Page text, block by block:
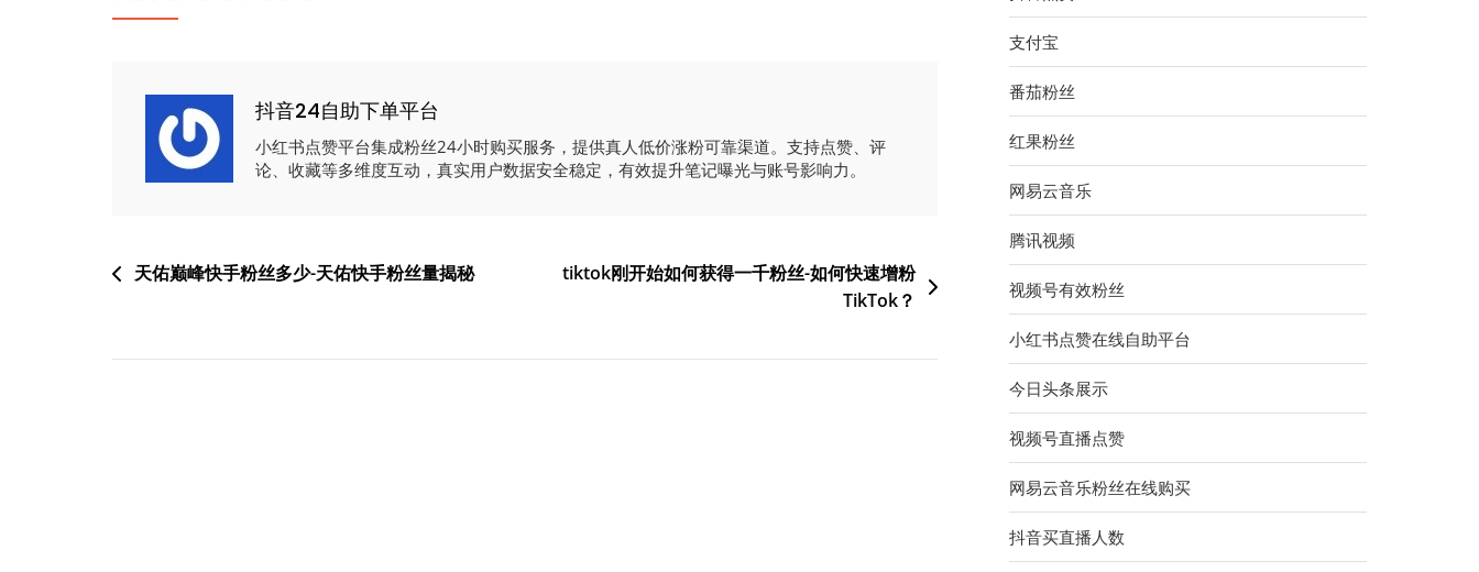
抖音24自助下单平台
小红书点赞平台集成粉丝24小时购买服务，提供真人低价涨粉可靠渠道。支持点赞、评
论、收藏等多维度互动，真实用户数据安全稳定，有效提升笔记曝光与账号影响力。
文
导
天佑巅峰快手粉丝多少-天佑快手粉丝量揭秘
tiktok刚开始如何获得一千粉丝-如何快速增粉
TikTok？
支付宝
番茄粉丝
红果粉丝
网易云音乐
腾讯视频
视频号有效粉丝
小红书点赞在线自助平台
今日头条展示
视频号直播点赞
网易云音乐粉丝在线购买
抖音买直播人数